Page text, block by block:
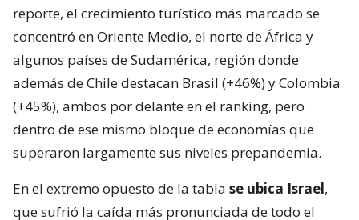
reporte, el crecimiento turístico más marcado se
concentró en Oriente Medio, el norte de África y
algunos países de Sudamérica, región donde
además de Chile destacan Brasil (+46%) y Colombia
(+45%), ambos por delante en el ranking, pero
dentro de ese mismo bloque de economías que
superaron largamente sus niveles prepandemia.
En el extremo opuesto de la tabla se ubica Israel,
que sufrió la caída más pronunciada de todo el